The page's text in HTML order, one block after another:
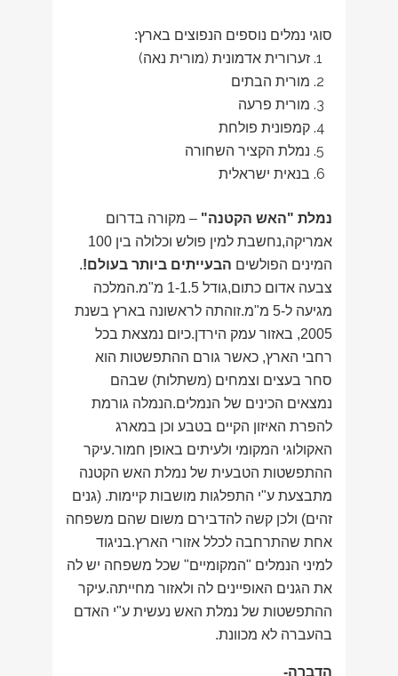
סוגי נמלים נוספים הנפוצים בארץ:
זערורית אדמונית (מורית נאה)
מורית הבתים
מורית פרעה
קמפונית פולחת
נמלת הקציר השחורה
בנאית ישראלית
נמלת "האש הקטנה" – מקורה בדרום
אמריקה,נחשבת למין פולש וכלולה בין 100
המינים הפולשים הבעייתים ביותר בעולם!.
צבעה אדום כתום,גודל 1-1.5 מ"מ.המלכה
מגיעה ל-5 מ"מ.זוהתה לראשונה בארץ בשנת
2005, באזור עמק הירדן.כיום נמצאת בכל
רחבי הארץ, כאשר גורם ההתפשטות הוא
סחר בעצים וצמחים (משתלות) שבהם
נמצאים הכינים של הנמלים.הנמלה גורמת
להפרת האיזון הקיים בטבע וכן במארג
האקולוגי המקומי ולעיתים באופן חמור.עיקר
ההתפשטות הטבעית של נמלת האש הקטנה
מתבצעת ע"י התפלגות מושבות קיימות. (גנים
זהים) ולכן קשה להדבירם משום שהם משפחה
אחת שהתרחבה לכלל אזורי הארץ.בניגוד
למיני הנמלים "המקומיים" שכל משפחה יש לה
את הגנים האופיינים לה ולאזור מחייתה.עיקר
ההתפשטות של נמלת האש נעשית ע"י האדם
בהעברה לא מכוונת.
הדברה-